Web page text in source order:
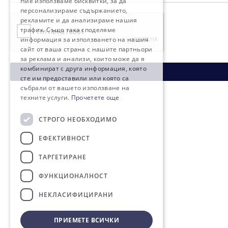
персонализираме съдържанието,
рекламите и да анализираме нашия
трафик. Също така споделяме
информация за използването на нашия
сайт от ваша страна с нашите партньори
за реклама и анализи, които може да я
комбинират с друга информация, която
сте им предоставили или която са
събрали от вашето използване на
техните услуги. Прочетете още
СТРОГО НЕОБХОДИМО
ЕФЕКТИВНОСТ
ТАРГЕТИРАНЕ
ФУНКЦИОНАЛНОСТ
НЕКЛАСИФИЦИРАНИ
ПРИЕМЕТЕ ВСИЧКИ